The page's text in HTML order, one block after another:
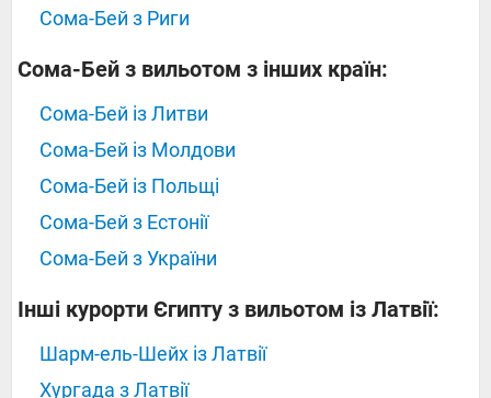
Сома-Бей з Риги
Сома-Бей з вильотом з інших країн:
Сома-Бей із Литви
Сома-Бей із Молдови
Сома-Бей із Польщі
Сома-Бей з Естонії
Сома-Бей з України
Інші курорти Єгипту з вильотом із Латвії:
Шарм-ель-Шейх із Латвії
Хургада з Латвії